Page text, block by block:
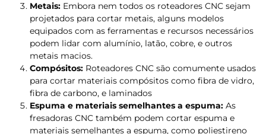
Metais: Embora nem todos os roteadores CNC sejam
projetados para cortar metais, alguns modelos
equipados com as ferramentas e recursos necessários
podem lidar com alumínio, latão, cobre, e outros
metais macios.
Compósitos: Roteadores CNC são comumente usados ​​
para cortar materiais compósitos como fibra de vidro,
fibra de carbono, e laminados
Espuma e materiais semelhantes a espuma: As
fresadoras CNC também podem cortar espuma e
materiais semelhantes a espuma, como poliestireno